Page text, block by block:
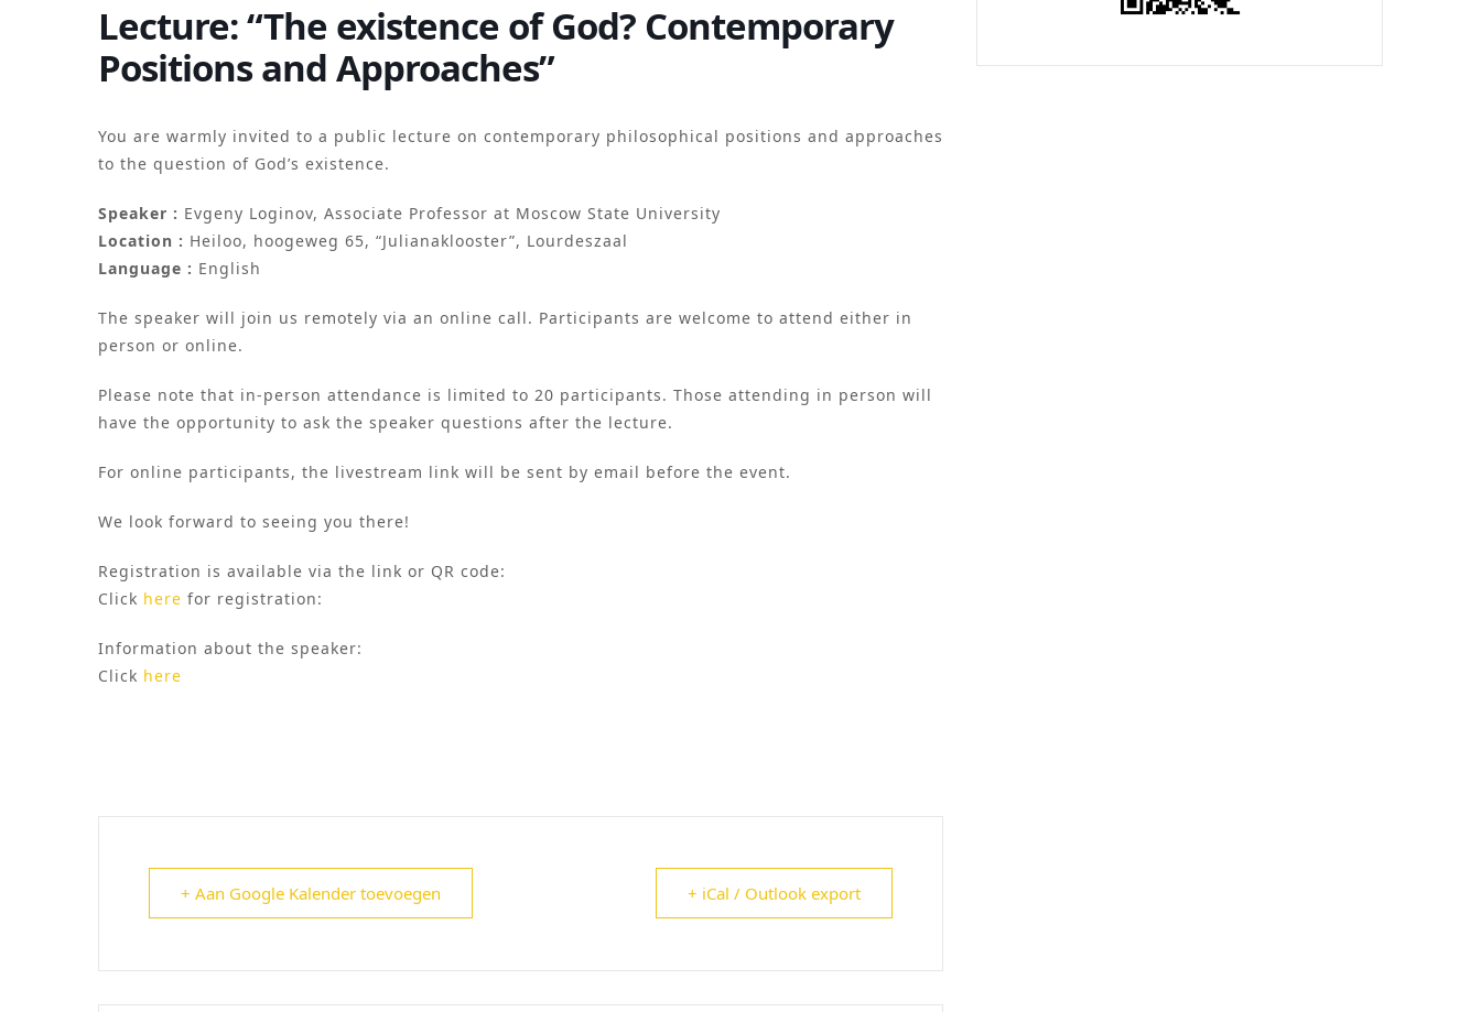
Lecture: “The existence of God? Contemporary
Positions and Approaches”
You are warmly invited to a public lecture on contemporary philosophical positions and approaches
to the question of God’s existence.
Speaker : Evgeny Loginov, Associate Professor at Moscow State University
Location : Heiloo, hoogeweg 65, “Julianaklooster”, Lourdeszaal
Language : English
The speaker will join us remotely via an online call. Participants are welcome to attend either in
person or online.
Please note that in-person attendance is limited to 20 participants. Those attending in person will
have the opportunity to ask the speaker questions after the lecture.
For online participants, the livestream link will be sent by email before the event.
We look forward to seeing you there!
Registration is available via the link or QR code:
Click here for registration:
Information about the speaker:
Click here
+ Aan Google Kalender toevoegen + iCal / Outlook export